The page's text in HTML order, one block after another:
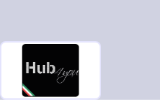
картина дня
темы
новости